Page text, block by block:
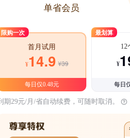
单省会员
限购一次
首月试用
¥14.9 ¥39
每日仅0.48元
最划算
12
¥
每日
期29元/月/省自动续费，可随时取消。